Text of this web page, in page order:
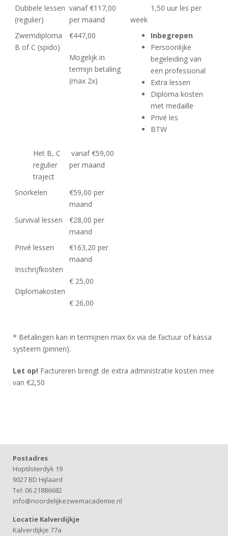
Dubbele lessen
(regulier)
vanaf €117,00
per maand
1,50 uur les per
week
Zwemdiploma
B of C (spido)
€447,00
Mogelijk in
termijn betaling
(max 2x)
Inbegrepen
Persoonlijke
begeleiding van
een professional
Extra lessen
Diploma kosten
met medaille
Privé les
BTW
Het B, C
regulier
traject
vanaf €59,00
per maand
Snorkelen
€59,00 per
maand
Survival lessen
€28,00 per
maand
Privé lessen
Inschrijfkosten
Diplomakosten
€163,20 per
maand
€ 25,00
€ 26,00
* Betalingen kan in termijnen max 6x via de factuur of kassa
systeem (pinnen).
Let op! Factureren brengt de extra administratie kosten mee
van €2,50
Postadres
Hoptilsterdyk 19
9027 BD Hijlaard
Tel: 06 21886682
info@noordelijkezwemacademie.nl
Locatie Kalverdijkje
Kalverdijkje 77a